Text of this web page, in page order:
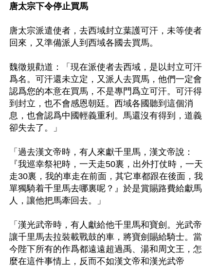
唐太宗下令停止買馬
唐太宗派遣使者，去西域封立葉護可汗，未等使者
回來，又準備派人到西域各國去買馬。
魏徵規勸道：「現在派使者去西域，是以封立可汗
爲名。可汗還未立定，又派人去買馬，他們一定會
認爲您的本意在買馬，不是專門爲立可汗。可汗得
到封立，也不會感恩朝廷。西域各國聽到這個消
息，也會認爲中國輕義重利。馬還沒有得到，道義
卻失去了。」
「過去漢文帝時，有人來獻千里馬，漢文帝說：
『我巡幸祭祀時，一天走50裏，出外打仗時，一天
走30裏，我的車走在前面，其它車都跟在後面，我
單獨騎着千里馬去哪裏呢？』於是賞賜路費給獻馬
人，讓他把馬牽回去。」
「漢光武帝時，有人獻給他千里馬和寶劍。光武帝
讓千里馬去拉裝載戰鼓的車，將寶劍賜給騎士。當
今陛下所有的作爲都遠遠超過禹、湯和周文王，怎
麼在這件事情上，反而不如漢文帝和漢光武帝